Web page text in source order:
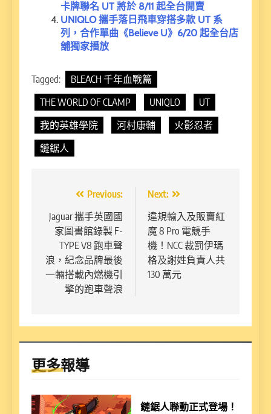
卡牌聯名 UT 將於 8/11 起全台開賣
UNIQLO 攜手落日飛車穿搭多款 UT 系
列，合作單曲《Believe U》6/20 起全台店
舖獨家播放
Tagged:
BLEACH 千年血戰篇
THE WORLD OF CLAMP
UNIQLO
UT
我的英雄學院
河村康輔
火影忍者
鏈鋸人
章
導
覽
Previous:
Jaguar 攜手英國國
家圖書館錄製 F-
TYPE V8 跑車聲
浪，紀念品牌最後
一輛搭載內燃機引
擎的跑車聲浪
Next:
違規輸入及販賣紅
魔 8 Pro 電競手
機！NCC 裁罰伊瑪
格及謝姓負責人共
130 萬元
更多報導
鏈鋸人聯動正式登場！